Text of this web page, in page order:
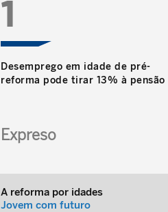
1
Desemprego em idade de pré-
reforma pode tirar 13% à pensão
Expreso
A reforma por idades
Jovem com futuro